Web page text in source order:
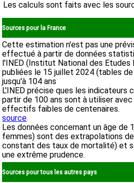
Les calculs sont faits avec les
Sources pour la France
Cette estimation n'est pas une
effectué à partir de données
l'INED (Institut National des Etudes
publiées le 15 juillet 2024 (tables
jusqu'à 104 ans
L'INED précise ques les indicateurs
partir de 100 ans sont à utiliser
effectifs faibles de centenaires.
source
Les données concernant un âge de
femmes) sont des extrapolations
constant des taux de mortalité) et
une extrême prudence.
Sources pour tous les autres pays